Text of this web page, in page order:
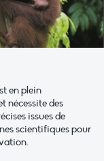
en plein
nécessite des
issues de
scientifiques pour